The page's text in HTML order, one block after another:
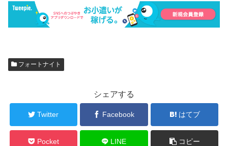
フォートナイト
シェアする
Twitter Facebook はてブ
Pocket LINE コピー